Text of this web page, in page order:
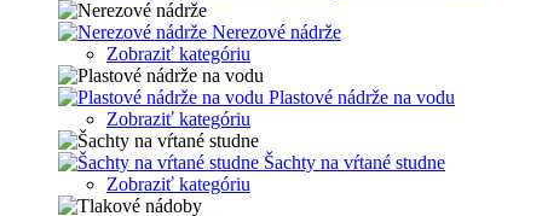
Nerezové nádrže
Zobraziť kategóriu
Plastové nádrže na vodu
Zobraziť kategóriu
Šachty na vŕtané studne
Zobraziť kategóriu